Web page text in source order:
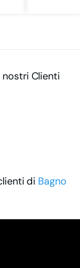
nostri Clienti
di Bagno